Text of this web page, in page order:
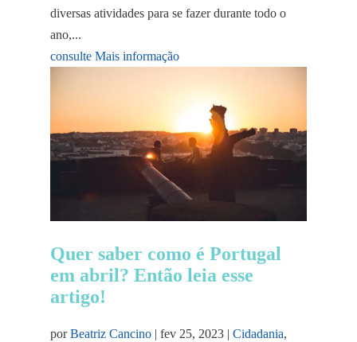
diversas atividades para se fazer durante todo o
ano,...
consulte Mais informação
Quer saber como é Portugal
em abril? Então leia esse
artigo!
porBeatriz Cancino| fev 25, 2023| Cidadania,